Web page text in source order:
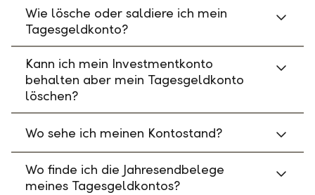
Wie lösche oder saldiere ich mein
Tagesgeldkonto?
Kann ich mein Investmentkonto
behalten aber mein Tagesgeldkonto
löschen?
Wo sehe ich meinen Kontostand?
Wo finde ich die Jahresendbelege
meines Tagesgeldkontos?